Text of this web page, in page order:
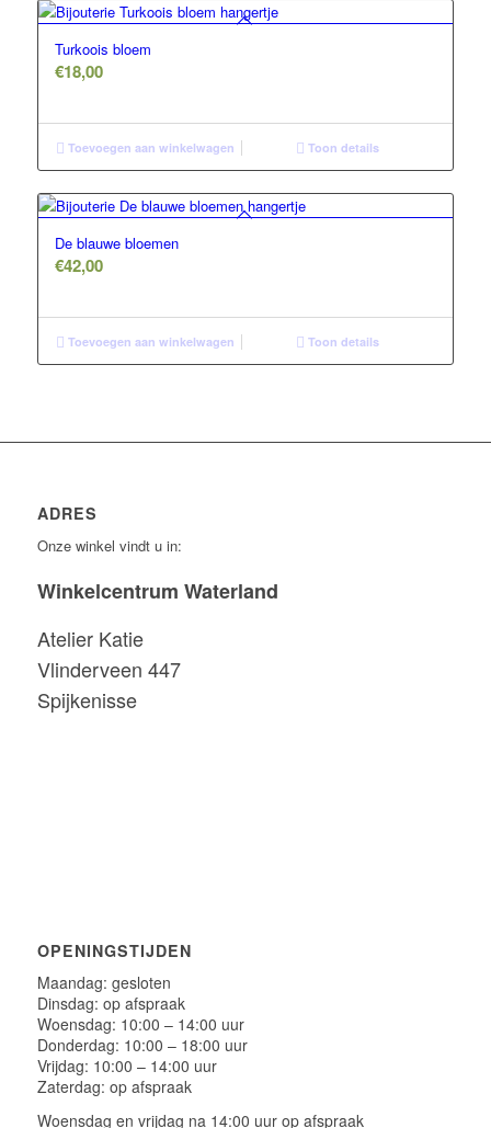
Turkoois bloem
€18,00
Toevoegen aan winkelwagen Toon details
De blauwe bloemen
€42,00
Toevoegen aan winkelwagen Toon details
ADRES
Onze winkel vindt u in:
Winkelcentrum Waterland
Atelier Katie
Vlinderveen 447
Spijkenisse
OPENINGSTIJDEN
Maandag: gesloten
Dinsdag: op afspraak
Woensdag: 10:00 – 14:00 uur
Donderdag: 10:00 – 18:00 uur
Vrijdag: 10:00 – 14:00 uur
Zaterdag: op afspraak
Woensdag en vrijdag na 14:00 uur op afspraak